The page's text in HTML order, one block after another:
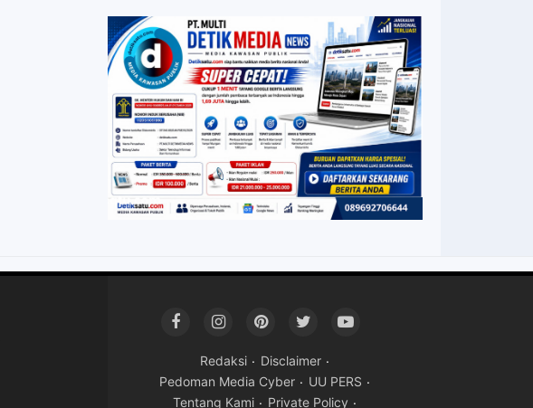
Redaksi
Disclaimer
Pedoman Media Cyber
UU PERS
Tentang Kami
Private Policy